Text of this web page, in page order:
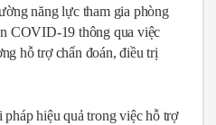
năng lực tham gia phòng
COVID-19 thông qua việc
hỗ trợ chẩn đoán, điều trị
hiệu quả trong việc hỗ trợ